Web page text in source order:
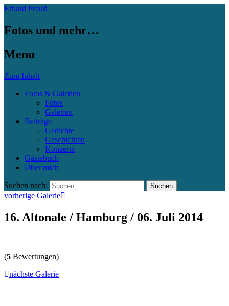
Erhard Preuß
Fotos und mehr…
Menu
Zum Inhalt
Fotos & Galerien
Fotos
Galerien
Beiträge
Gedichte
Geschichten
Konzerte
Gästebuch
Über mich
Suchen nach:
vorherige Galerie
16. Altonale / Hamburg / 06. Juli 2014
(5 Bewertungen)
nächste Galerie